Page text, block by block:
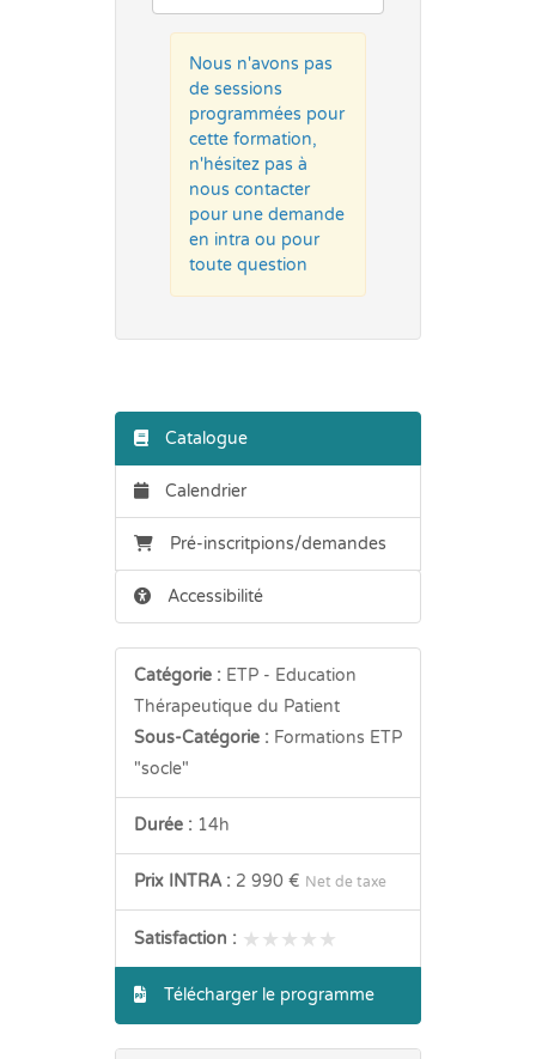
Nous n'avons pas
de sessions
programmées pour
cette formation,
n'hésitez pas à
nous contacter
pour une demande
en intra ou pour
toute question
Catalogue
Calendrier
Pré-inscritpions/demandes
Accessibilité
Catégorie : ETP - Education
Thérapeutique du Patient
Sous-Catégorie : Formations ETP
"socle"
Durée :14h
Prix INTRA : 2 990 € Net de taxe
Satisfaction : ★★★★★
★★★★★
Télécharger le programme